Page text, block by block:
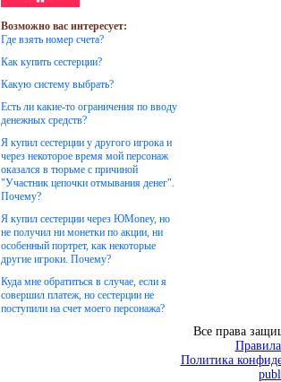
Возможно вас интересует:
Где взять номер счета?
Как купить сестерции?
Какую систему выбрать?
Есть ли какие-то ограничения по вводу
денежных средств?
Я купил сестерции у другого игрока и
через некоторое время мой персонаж
оказался в тюрьме с причиной
"Участник цепочки отмывания денег".
Почему?
Я купил сестерции через ЮMoney, но
не получил ни монетки по акции, ни
особенный портрет, как некоторые
другие игроки. Почему?
Куда мне обратиться в случае, если я
совершил платеж, но сестерции не
поступили на счет моего персонажа?
Все права
Политика